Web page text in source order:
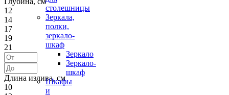
столешницы
Зеркала,
полки,
зеркало-
шкаф
Зеркало
Зеркало-
шкаф
Шкафы
и
12
14
17
19
21
Длина излива, см
10